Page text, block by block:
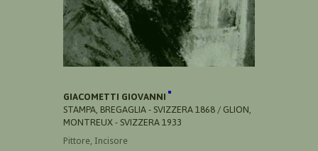
GIACOMETTI GIOVANNI
STAMPA, BREGAGLIA - SVIZZERA 1868 / GLION,
MONTREUX - SVIZZERA 1933
Pittore, Incisore